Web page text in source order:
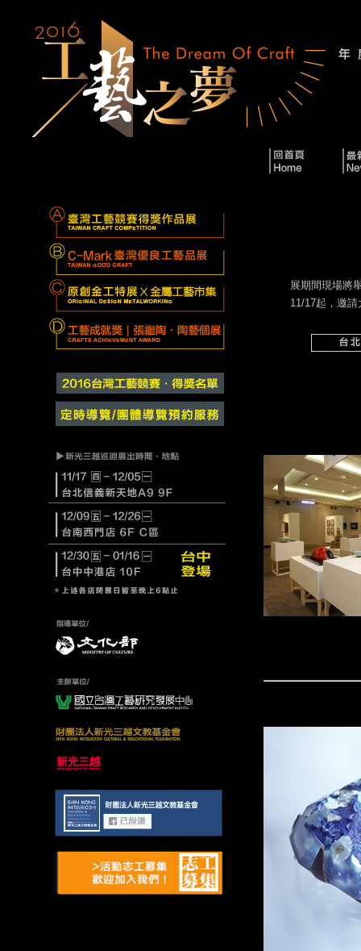
展期間現場將
11/17起，邀